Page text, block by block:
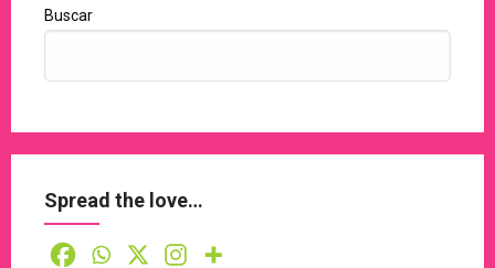
Buscar
Spread the love…